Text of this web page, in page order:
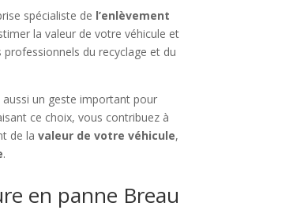
spécialiste de l’enlèvement
la valeur de votre véhicule et
du recyclage et du
aussi un geste important pour
ce choix, vous contribuez à
de lavaleur de votre véhicule,
.
en panne Breau